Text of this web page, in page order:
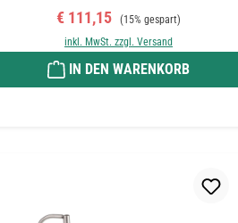
Verkaufspreis:
€ 111,15 Regulärer Preis:
(15% gespart)
inkl. MwSt. zzgl. Versand
IN DEN WARENKORB